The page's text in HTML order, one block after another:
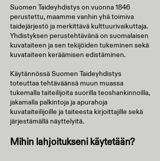
Suomen Taideyhdistys on vuonna 1846
perustettu, maamme vanhin yhä toimiva
taidejärjestö ja merkittävä kulttuurivaikuttaja.
Yhdistyksen perustehtävänä on suomalaisen
kuvataiteen ja sen tekijöiden tukeminen sekä
kuvataiteen keräämisen edistäminen.
Käytännössä Suomen Taideyhdistys
toteuttaa tehtäväänsä muun muassa
tukemalla taiteilijoita suorilla teoshankinnoilla,
jakamalla palkintoja ja apurahoja
kuvataiteilijoille ja taiteesta kirjoittajille sekä
järjestämällä näyttelyitä.
Mihin lahjoitukseni käytetään?